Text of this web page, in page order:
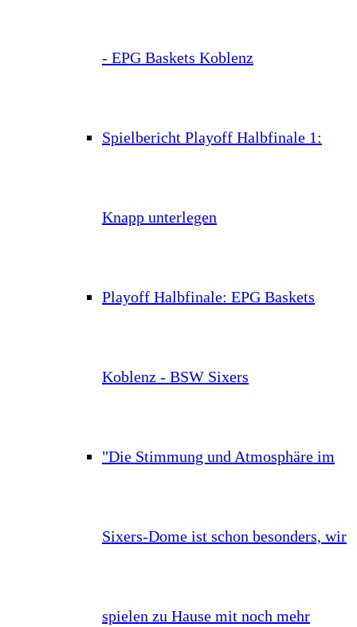
- EPG Baskets Koblenz
Spielbericht Playoff Halbfinale 1:
Knapp unterlegen
Playoff Halbfinale: EPG Baskets
Koblenz - BSW Sixers
"Die Stimmung und Atmosphäre im
Sixers-Dome ist schon besonders, wir
spielen zu Hause mit noch mehr